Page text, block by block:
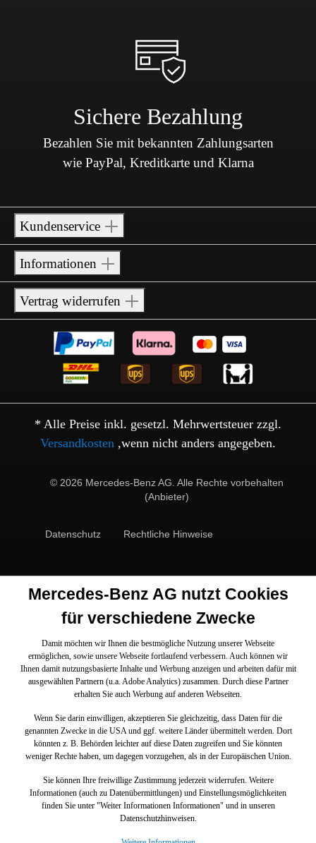
Sichere Bezahlung
Bezahlen Sie mit bekannten Zahlungsarten
wie PayPal, Kreditkarte und Klarna
Kundenservice
Informationen
Vertrag widerrufen
* Alle Preise inkl. gesetzl. Mehrwertsteuer zzgl.
Versandkosten ,wenn nicht anders angegeben.
© 2026 Mercedes-Benz AG. Alle Rechte vorbehalten
(Anbieter)
Datenschutz Rechtliche Hinweise
Mercedes-Benz AG nutzt Cookies
für verschiedene Zwecke
Damit möchten wir Ihnen die bestmögliche Nutzung unserer Webseite
ermöglichen, sowie unsere Webseite fortlaufend verbessern. Auch können wir
Ihnen damit nutzungsbasierte Inhalte und Werbung anzeigen und arbeiten dafür mit
ausgewählten Partnern (u.a. Adobe Analytics) zusammen. Durch diese Partner
erhalten Sie auch Werbung auf anderen Webseiten.
Wenn Sie darin einwilligen, akzeptieren Sie gleichzeitig, dass Daten für die
genannten Zwecke in die USA und ggf. weitere Länder übermittelt werden. Dort
könnten z. B. Behörden leichter auf diese Daten zugreifen und Sie könnten
weniger Rechte haben, um dagegen vorzugehen, als in der Europäischen Union.
Sie können Ihre freiwillige Zustimmung jederzeit widerrufen. Weitere
Informationen (auch zu Datenübermittlungen) und Einstellungsmöglichkeiten
finden Sie unter "Weiter Informationen Informationen" und in unseren
Datenschutzhinweisen.